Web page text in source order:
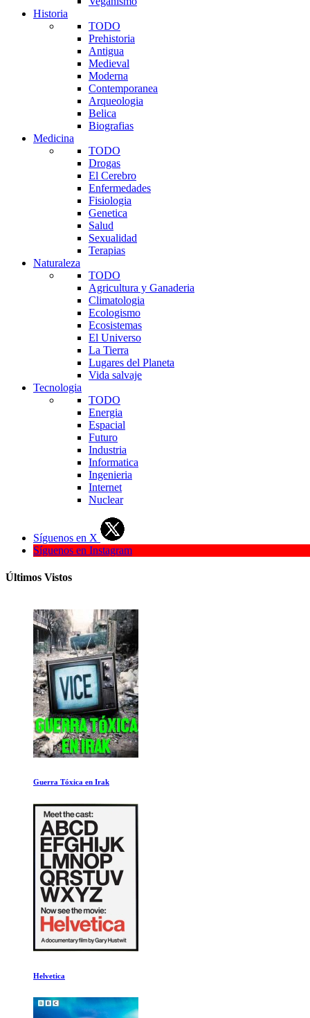
Historia
TODO
Prehistoria
Antigua
Medieval
Moderna
Contemporanea
Arqueologia
Belica
Biografias
Medicina
TODO
Drogas
El Cerebro
Enfermedades
Fisiologia
Genetica
Salud
Sexualidad
Terapias
Naturaleza
TODO
Agricultura y Ganaderia
Climatologia
Ecologismo
Ecosistemas
El Universo
La Tierra
Lugares del Planeta
Vida salvaje
Tecnologia
TODO
Energia
Espacial
Futuro
Industria
Informatica
Ingenieria
Internet
Nuclear
Síguenos en X
Síguenos en Instagram
Últimos Vistos
El alpinista
Queen: Days of Our Lives